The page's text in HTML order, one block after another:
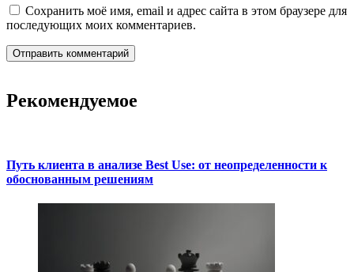
Сохранить моё имя, email и адрес сайта в этом браузере для
последующих моих комментариев.
Рекомендуемое
Путь клиента в анализе Best Use: от неопределенности к
обоснованным решениям